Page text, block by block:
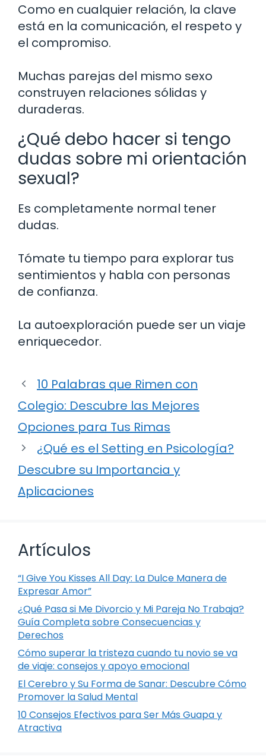
Como en cualquier relación, la clave
está en la comunicación, el respeto y
el compromiso.
Muchas parejas del mismo sexo
construyen relaciones sólidas y
duraderas.
¿Qué debo hacer si tengo
dudas sobre mi orientación
sexual?
Es completamente normal tener
dudas.
Tómate tu tiempo para explorar tus
sentimientos y habla con personas
de confianza.
La autoexploración puede ser un viaje
enriquecedor.
10 Palabras que Rimen con
Colegio: Descubre las Mejores
Opciones para Tus Rimas
¿Qué es el Setting en Psicología?
Descubre su Importancia y
Aplicaciones
Artículos
“I Give You Kisses All Day: La Dulce Manera de
Expresar Amor”
¿Qué Pasa si Me Divorcio y Mi Pareja No Trabaja?
Guía Completa sobre Consecuencias y
Derechos
Cómo superar la tristeza cuando tu novio se va
de viaje: consejos y apoyo emocional
El Cerebro y Su Forma de Sanar: Descubre Cómo
Promover la Salud Mental
10 Consejos Efectivos para Ser Más Guapa y
Atractiva